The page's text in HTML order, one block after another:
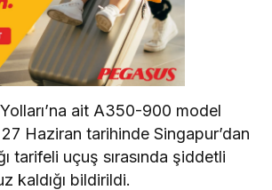
ait A350-900 model
27 Haziran tarihinde Singapur’dan
tarifeli uçuş sırasında şiddetli
kaldığı bildirildi.